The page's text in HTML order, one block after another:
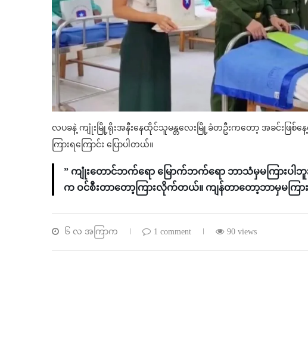
လပခနဲ့ ကျုံးမြို့ရိုးအနီးနေထိုင်သူမန္တလေးမြို့ခံတဦးကတော့ အခင်းဖြ
ကြားရကြောင်း ပြောပါတယ်။
” ကျုံးတောင်ဘက်ရော မြောက်ဘက်ရော ဘာသံမှမကြားပ
က ဝင်စီးတာတော့ကြားလိုက်တယ်။ ကျန်တာတော့ဘာမှမကြာ
၆ လ အကြာက 1 comment 90 views